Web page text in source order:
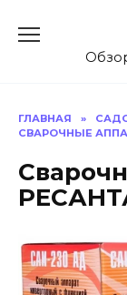
содержанию
ГЛАВНАЯ »
СВАРОЧНЫЕ